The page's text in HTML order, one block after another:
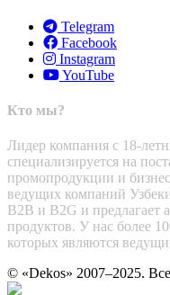
Telegram
Facebook
Instagram
YouTube
Кто мы?
Лидер компания с 18-
специализируется на
промопродукции и
ведущих компаний
B2B и B2G и предлагает
продуктов. У нас более
которых являются
© «Dekos» 2007–2025.